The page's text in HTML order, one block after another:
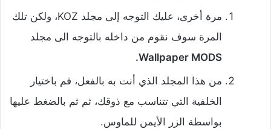
مرة أخرى، عليك التوجه إلى مجلد KOZ، ولكن تلك
المرة سوف نقوم من داخله بالتوجه الى مجلد
Wallpaper MODS.
من هذا المجلد الذي أنت به بالفعل، قم باختيار
الخلفية التي تتناسب مع ذوقك، ثم ثم بالضغط عليها
بواسطة الزر الأيمن للماوس.